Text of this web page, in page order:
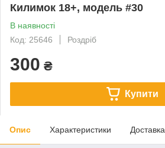
Килимок 18+, модель #30
В наявності
Код: 25646
Роздріб
300 ₴
Купити
Опис Характеристики Доставка